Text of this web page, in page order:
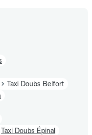
Taxi Doubs Belfort
Taxi Doubs Épinal